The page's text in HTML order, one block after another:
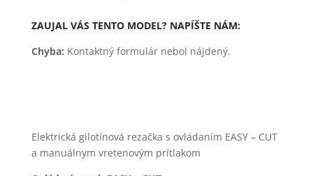
ZAUJAL VÁS TENTO MODEL? NAPÍŠTE NÁM:
Chyba: Kontaktný formulár nebol nájdený.
Elektrická gilotínová rezačka s ovládaním EASY – CUT
a manuálnym vretenovým prítlakom